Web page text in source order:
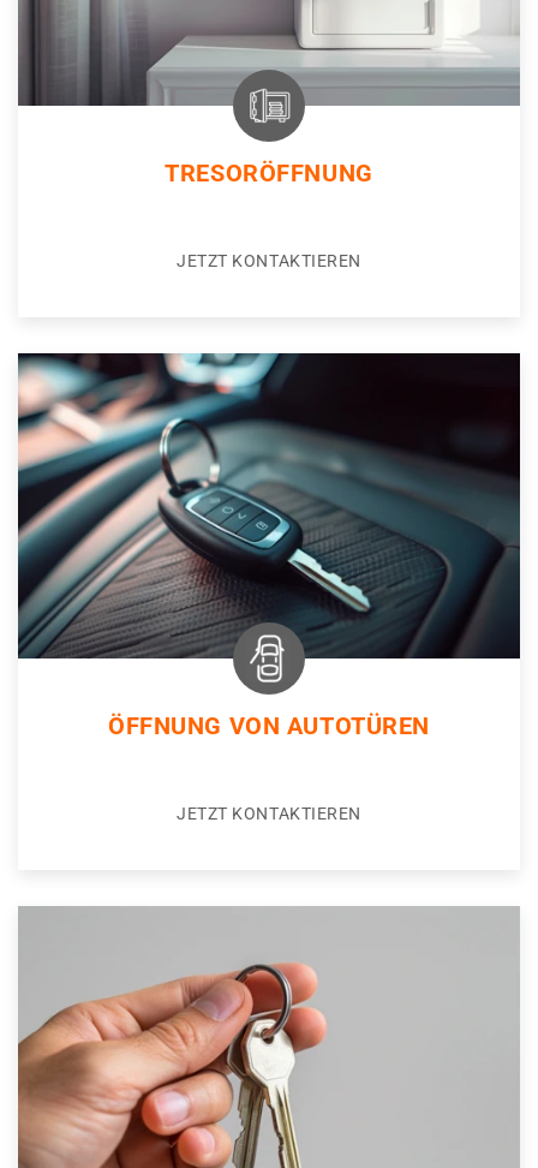
TRESORÖFFNUNG
JETZT KONTAKTIEREN
ÖFFNUNG VON AUTOTÜREN
JETZT KONTAKTIEREN